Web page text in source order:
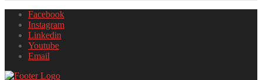
Facebook
Instagram
Linkedin
Youtube
Email